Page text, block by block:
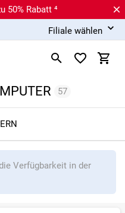
50% Rabatt ⁴
Filiale wählen
57
Verfügbarkeit in der